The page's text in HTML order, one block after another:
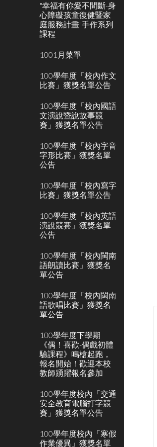
"幸福有你愛不間斷-身
心障礙孩童復健暨家
庭服務計畫"手作系列
課程
1001月菜單
100學年度「校內作文
比賽」獲獎名單公告
100學年度「校內國語
文演說暨說故事競
賽」獲獎名單公告
100學年度「校內字音
字形比賽」獲獎名單
公告
100學年度「校內寫字
比賽」獲獎名單公告
100學年度「校內英語
演說競賽」獲獎名單
公告
100學年度「校內閩南
語朗讀比賽」獲獎名
單公告
100學年度「校內閩南
語歌唱比賽」獲獎名
單公告
100學年度下學期
《偶！喜歡-偶戲初體
驗課程》鳴槍起跑，
報名開始！歡迎本校
教師踴躍報名參加
100學年度校內「交通
安全教育電腦打字競
賽」獲獎名單公告
100學年度校內「寒假
作業優異」獲獎名單